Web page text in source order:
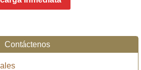
Contáctenos